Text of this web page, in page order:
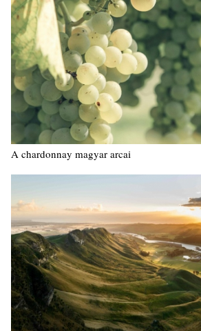
A chardonnay magyar arcai